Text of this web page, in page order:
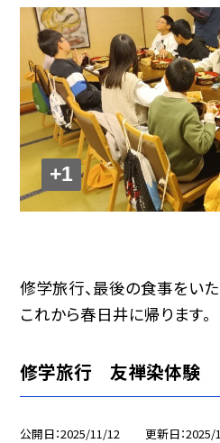
+1
修学旅行、最後の食事をいた
これから春日井に帰ります。
修学旅行 友禅染体験
公開日 2025/11/12 更新日 2025/